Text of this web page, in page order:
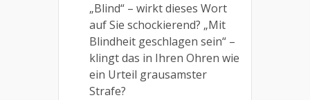
„Blind“ – wirkt dieses Wort
auf Sie schockierend? „Mit
Blindheit geschlagen sein“ –
klingt das in Ihren Ohren wie
ein Urteil grausamster
Strafe?